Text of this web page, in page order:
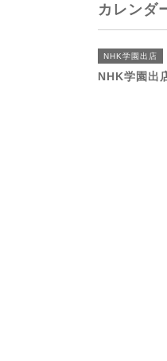
カレンダ
NHK学園出店
NHK学園出